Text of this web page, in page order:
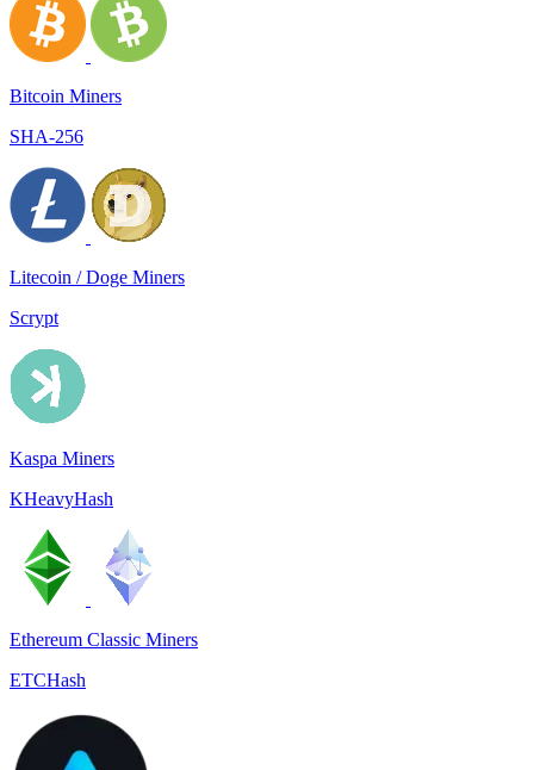
Bitcoin Miners
SHA-256
Litecoin / Doge Miners
Scrypt
Kaspa Miners
KHeavyHash
Ethereum Classic Miners
ETCHash